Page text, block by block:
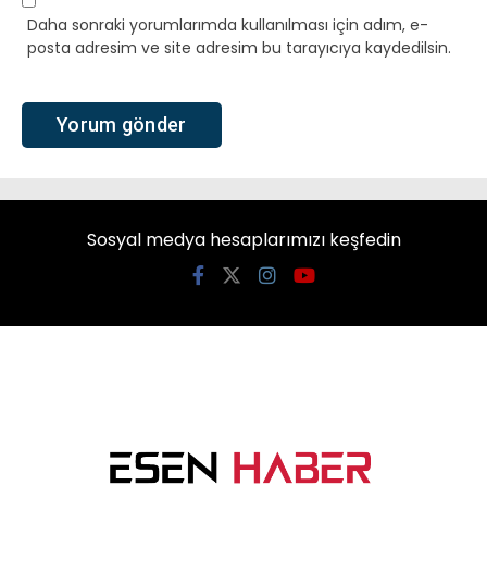
Daha sonraki yorumlarımda kullanılması için adım, e-
posta adresim ve site adresim bu tarayıcıya kaydedilsin.
Sosyal medya hesaplarımızı keşfedin